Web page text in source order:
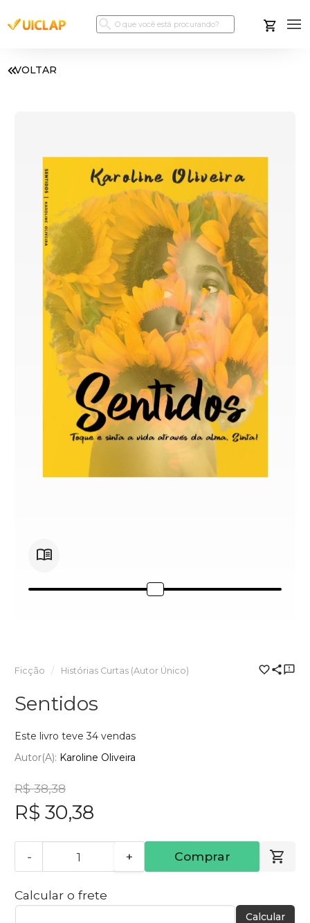
VOLTAR
Ficção Histórias Curtas (Autor Único)
Sentidos
Este livro teve 34 vendas
Autor(a): Karoline Oliveira
R$ 38,38
R$ 30,38
- + Comprar
Calcular o frete
Calcular